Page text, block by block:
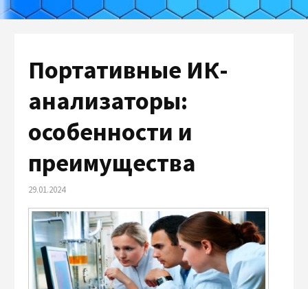
Портативные ИК-
анализаторы:
особенности и
преимущества
29.01.2024